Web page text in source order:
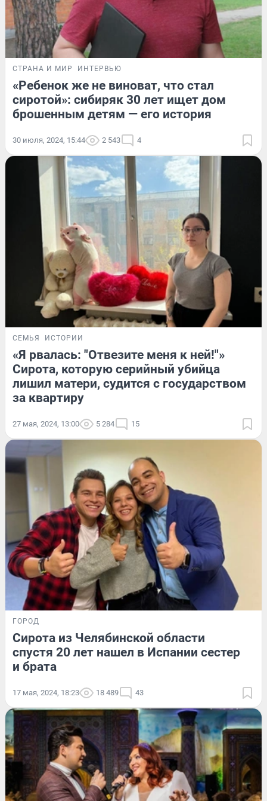
СТРАНА И МИР ИНТЕРВЬЮ
«Ребенок же не виноват, что стал
сиротой»: сибиряк 30 лет ищет дом
брошенным детям — его история
30 июля, 2024, 15:44 2 543 4
СЕМЬЯ ИСТОРИИ
«Я рвалась: "Отвезите меня к ней!"»
Cирота, которую серийный убийца
лишил матери, судится с государством
за квартиру
27 мая, 2024, 13:00 5 284 15
ГОРОД
Сирота из Челябинской области
спустя 20 лет нашел в Испании сестер
и брата
17 мая, 2024, 18:23 18 489 43